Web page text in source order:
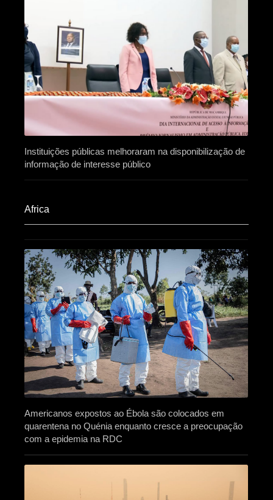
Instituições públicas melhoraram na disponibilização de
informação de interesse público
Africa​
Americanos expostos ao Ébola são colocados em
quarentena no Quénia enquanto cresce a preocupação
com a epidemia na RDC